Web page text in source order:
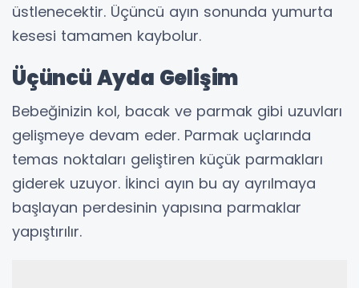
üstlenecektir. Üçüncü ayın sonunda yumurta
kesesi tamamen kaybolur.
Üçüncü Ayda Gelişim
Bebeğinizin kol, bacak ve parmak gibi uzuvları
gelişmeye devam eder. Parmak uçlarında
temas noktaları geliştiren küçük parmakları
giderek uzuyor. İkinci ayın bu ay ayrılmaya
başlayan perdesinin yapısına parmaklar
yapıştırılır.